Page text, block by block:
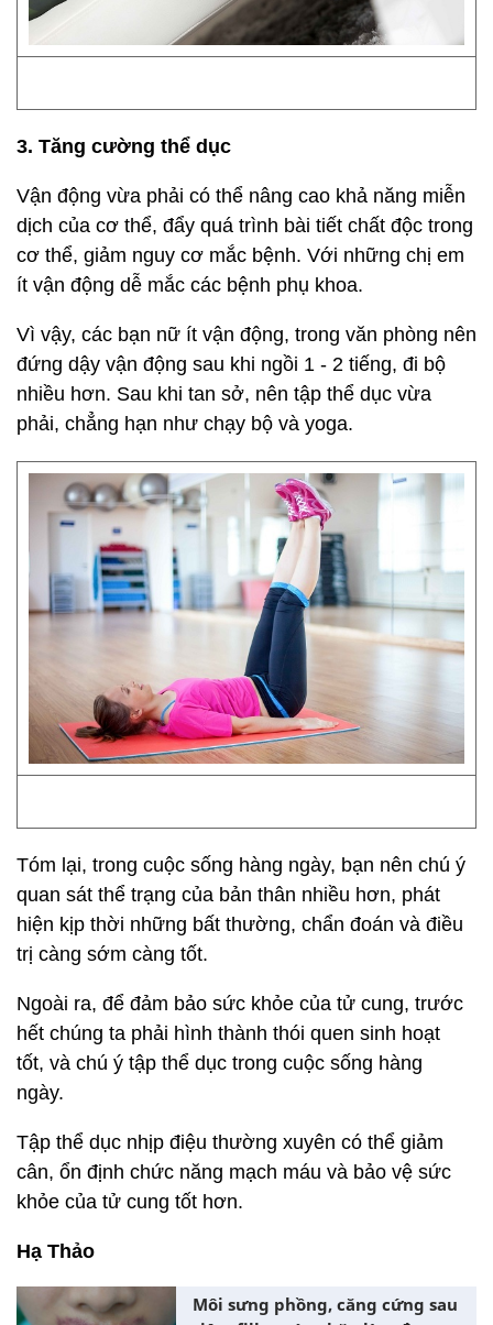
3. Tăng cường thể dục
Vận động vừa phải có thể nâng cao khả năng miễn
dịch của cơ thể, đẩy quá trình bài tiết chất độc trong
cơ thể, giảm nguy cơ mắc bệnh. Với những chị em
ít vận động dễ mắc các bệnh phụ khoa.
Vì vậy, các bạn nữ ít vận động, trong văn phòng nên
đứng dậy vận động sau khi ngồi 1 - 2 tiếng, đi bộ
nhiều hơn. Sau khi tan sở, nên tập thể dục vừa
phải, chẳng hạn như chạy bộ và yoga.
Tóm lại, trong cuộc sống hàng ngày, bạn nên chú ý
quan sát thể trạng của bản thân nhiều hơn, phát
hiện kịp thời những bất thường, chẩn đoán và điều
trị càng sớm càng tốt.
Ngoài ra, để đảm bảo sức khỏe của tử cung, trước
hết chúng ta phải hình thành thói quen sinh hoạt
tốt, và chú ý tập thể dục trong cuộc sống hàng
ngày.
Tập thể dục nhịp điệu thường xuyên có thể giảm
cân, ổn định chức năng mạch máu và bảo vệ sức
khỏe của tử cung tốt hơn.
Hạ Thảo
Môi sưng phồng, căng cứng sau